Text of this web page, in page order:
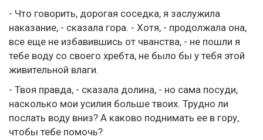
- Что говорить, дорогая соседка, я заслужила
наказание, - сказала гора. - Хотя, - продолжала она,
все еще не избавившись от чванства, - не пошли я
тебе воду со своего хребта, не было бы у тебя этой
живительной влаги.
- Твоя правда, - сказала долина, - но сама посуди,
насколько мои усилия больше твоих. Трудно ли
послать воду вниз? А каково поднимать ее в гору,
чтобы тебе помочь?